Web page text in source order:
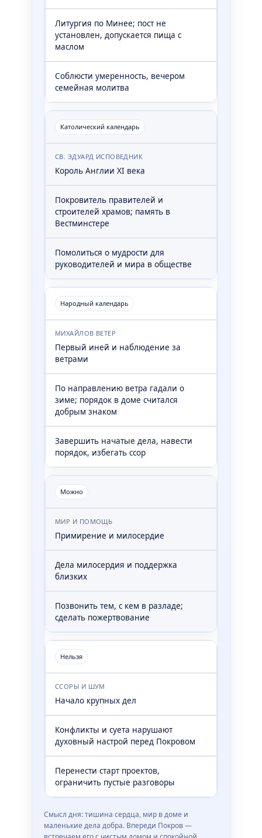
Литургия по Минее; пост не
установлен, допускается пища с
маслом
Соблюсти умеренность, вечером
семейная молитва
Католический календарь
СВ. ЭДУАРД ИСПОВЕДНИК
Король Англии XI века
Покровитель правителей и
строителей храмов; память в
Вестминстере
Помолиться о мудрости для
руководителей и мира в обществе
Народный календарь
МИХАЙЛОВ ВЕТЕР
Первый иней и наблюдение за
ветрами
По направлению ветра гадали о
зиме; порядок в доме считался
добрым знаком
Завершить начатые дела, навести
порядок, избегать ссор
Можно
МИР И ПОМОЩЬ
Примирение и милосердие
Дела милосердия и поддержка
близких
Позвонить тем, с кем в разладе;
сделать пожертвование
Нельзя
ССОРЫ И ШУМ
Начало крупных дел
Конфликты и суета нарушают
духовный настрой перед Покровом
Перенести старт проектов,
ограничить пустые разговоры
Смысл дня: тишина сердца, мир в доме и
маленькие дела добра. Впереди Покров —